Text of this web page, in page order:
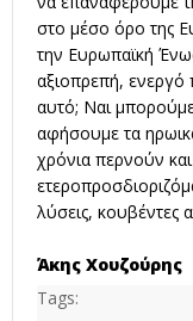
στο μέσο όρο της
την Ευρωπαϊκή
αξιοπρεπή,
αυτό; Ναι
αφήσουμε τα
χρόνια περνούν
λύσεις, κουβέντες
Άκης Χουζούρης
Tags: